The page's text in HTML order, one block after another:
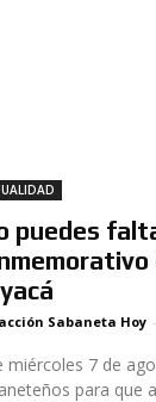
puedes
Sabaneta Hoy -
miércoles 7 de
para que